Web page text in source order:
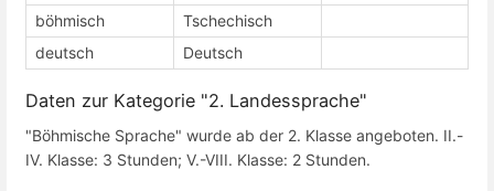
böhmisch
Tschechisch
deutsch
Deutsch
Daten zur Kategorie "2. Landessprache"
"Böhmische Sprache" wurde ab der 2. Klasse angeboten. II.-
IV. Klasse: 3 Stunden; V.-VIII. Klasse: 2 Stunden.